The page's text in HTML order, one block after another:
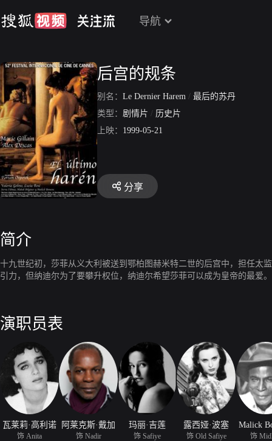
导航
后宫的规条
别名： Le Dernier Harem / 最后的苏丹
类型： 剧情片 / 历史片
上映： 1999-05-21
分享
简介
十九世纪初，莎菲从义大利被送到鄂柏图赫米特二世的后宫中，担任太
引力，但纳迪尔为了要攀升权位，纳迪尔希望莎菲可以成为皇帝的最爱。
演职员表
瓦莱莉·高利诺
饰 Anita
阿莱克斯·戴加
饰 Nadir
玛丽·吉莲
饰 Safiye
露西娅·波塞
饰 Old Safiye
Malick
饰